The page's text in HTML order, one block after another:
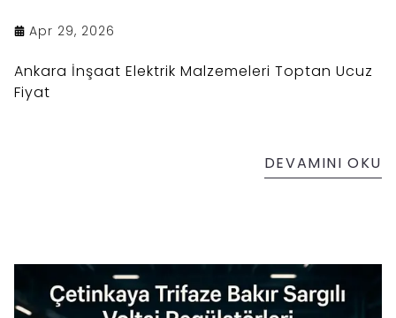
Apr 29, 2026
Ankara İnşaat Elektrik Malzemeleri Toptan Ucuz
Fiyat
DEVAMINI OKU